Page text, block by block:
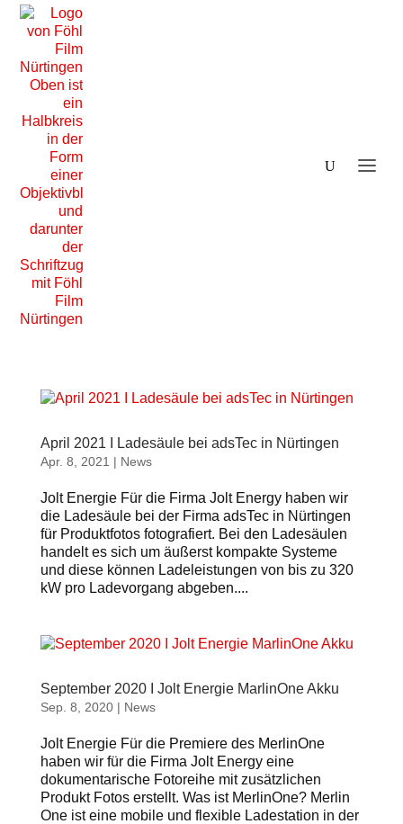
April 2021 I Ladesäule bei adsTec in Nürtingen
Apr. 8, 2021 | News
Jolt Energie Für die Firma Jolt Energy haben wir
die Ladesäule bei der Firma adsTec in Nürtingen
für Produktfotos fotografiert. Bei den Ladesäulen
handelt es sich um äußerst kompakte Systeme
und diese können Ladeleistungen von bis zu 320
kW pro Ladevorgang abgeben....
September 2020 I Jolt Energie MarlinOne Akku
Sep. 8, 2020| News
Jolt Energie Für die Premiere des MerlinOne
haben wir für die Firma Jolt Energy eine
dokumentarische Fotoreihe mit zusätzlichen
Produkt Fotos erstellt. Was ist MerlinOne? Merlin
One ist eine mobile und flexible Ladestation in der